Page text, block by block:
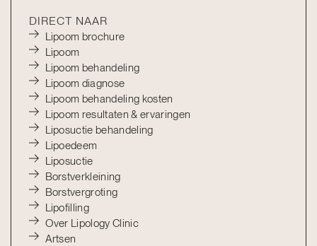
DIRECT NAAR
Lipoom brochure
Lipoom
Lipoom behandeling
Lipoom diagnose
Lipoom behandeling kosten
Lipoom resultaten & ervaringen
Liposuctie behandeling
Lipoedeem
Liposuctie
Borstverkleining
Borstvergroting
Lipofilling
Over Lipology Clinic
Artsen